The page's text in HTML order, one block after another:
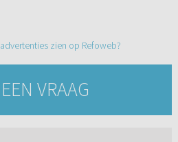
zien op Refoweb?
VRAAG